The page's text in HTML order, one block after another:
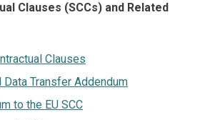
Clauses (SCCs) and Related
Clauses
Data Transfer Addendum
to the EU SCC